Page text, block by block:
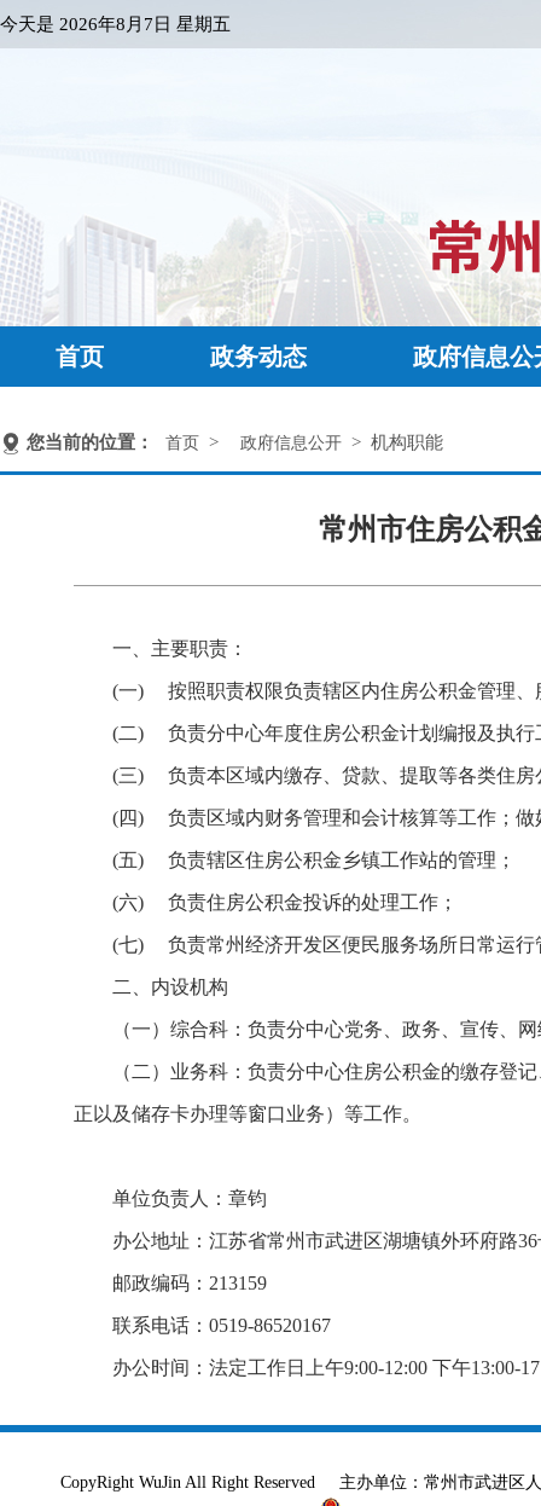
今天是 2026年8月7日 星期五
首页 政务动态 政府信息公
您当前的位置： 首页 > 政府信息公开 > 机构职能
常州市住房公积
一、主要职责：
(一) 按照职责权限负责辖区内住房公积金管理、
(二) 负责分中心年度住房公积金计划编报及执行
(三) 负责本区域内缴存、贷款、提取等各类住房
(四) 负责区域内财务管理和会计核算等工作；做
(五) 负责辖区住房公积金乡镇工作站的管理；
(六) 负责住房公积金投诉的处理工作；
(七) 负责常州经济开发区便民服务场所日常运行
二、内设机构
（一）综合科：负责分中心党务、政务、宣传、
（二）业务科：负责分中心住房公积金的缴存登
正以及储存卡办理等窗口业务）等工作。
单位负责人：章钧
办公地址：江苏省常州市武进区湖塘镇外环府路36
邮政编码：213159
联系电话：0519-86520167
办公时间：法定工作日上午9:00-12:00 下午13:00-
CopyRight WuJin All Right Reserved 主办单位：常州市武进